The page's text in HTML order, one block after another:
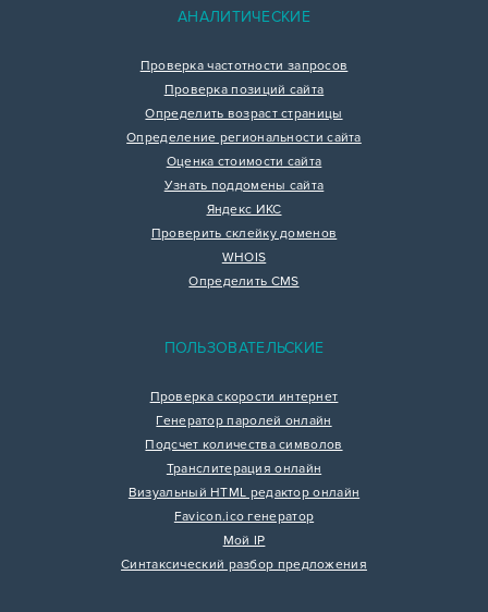
АНАЛИТИЧЕСКИЕ
Проверка частотности запросов
Проверка позиций сайта
Определить возраст страницы
Определение региональности сайта
Оценка стоимости сайта
Узнать поддомены сайта
Яндекс ИКС
Проверить склейку доменов
WHOIS
Определить CMS
ПОЛЬЗОВАТЕЛЬСКИЕ
Проверка скорости интернет
Генератор паролей онлайн
Подсчет количества символов
Транслитерация онлайн
Визуальный HTML редактор онлайн
Favicon.ico генератор
Мой IP
Синтаксический разбор предложения